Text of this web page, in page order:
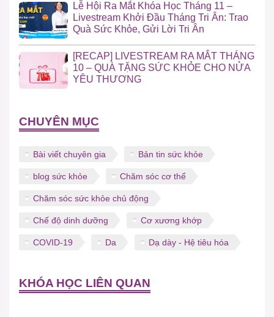
Lễ Hội Ra Mắt Khóa Học Tháng 11 –
Livestream Khởi Đầu Tháng Tri Ân: Trao
Quà Sức Khỏe, Gửi Lời Tri Ân
[RECAP] LIVESTREAM RA MẮT THÁNG
10 – QUÀ TẶNG SỨC KHỎE CHO NỬA
YÊU THƯƠNG
CHUYÊN MỤC
Bài viết chuyên gia Bản tin sức khỏe
blog sức khỏe Chăm sóc cơ thể
Chăm sóc sức khỏe chủ động
Chế độ dinh dưỡng Cơ xương khớp
COVID-19 Da Dạ dày - Hệ tiêu hóa
KHÓA HỌC LIÊN QUAN